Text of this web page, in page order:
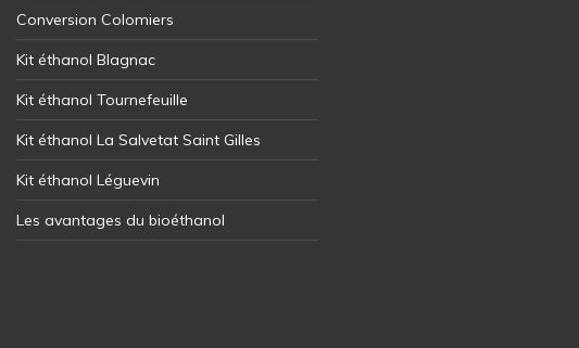
Conversion Colomiers
Kit éthanol Blagnac
Kit éthanol Tournefeuille
Kit éthanol La Salvetat Saint Gilles
Kit éthanol Léguevin
Les avantages du bioéthanol